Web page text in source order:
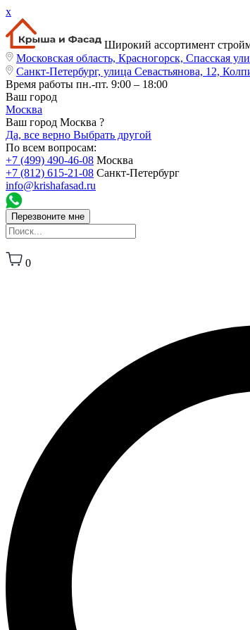
x
Широкий ассортимент
Московская область, Красногорск, Спасская
Санкт-Петербург, улица Севастьянова, 12,
Время работы пн.-пт. 9:00 – 18:00
Ваш город
Москва
Ваш город Москва ?
Да, все верно Выбрать другой
По всем вопросам:
+7 (499) 490-46-08 Москва
+7 (812) 615-21-08 Санкт-Петербург
info@krishafasad.ru
Перезвоните мне
0